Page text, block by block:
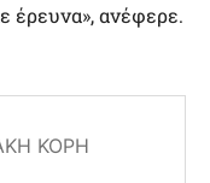
έρευνα», ανέφερε.
ΚΌΡΗ